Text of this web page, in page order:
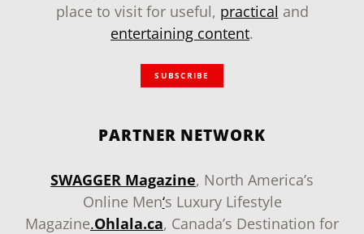
place to visit for useful, practical and
entertaining content.
SUBSCRIBE
PARTNER NETWORK
SWAGGER Magazine, North America’s
Online Men‘s Luxury Lifestyle
Magazine.Ohlala.ca, Canada’s Destination for